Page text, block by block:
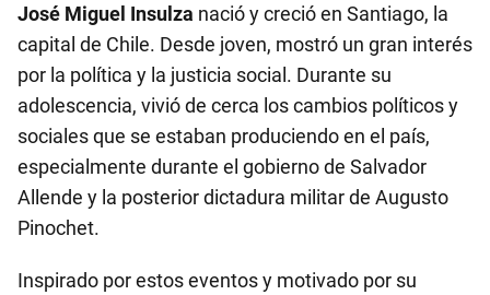
José Miguel Insulza nació y creció en Santiago, la
capital de Chile. Desde joven, mostró un gran interés
por la política y la justicia social. Durante su
adolescencia, vivió de cerca los cambios políticos y
sociales que se estaban produciendo en el país,
especialmente durante el gobierno de Salvador
Allende y la posterior dictadura militar de Augusto
Pinochet.
Inspirado por estos eventos y motivado por su